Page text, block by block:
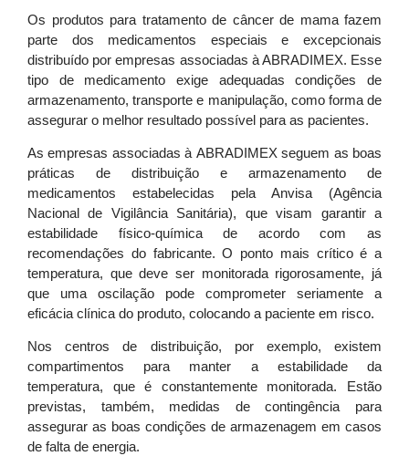
Os produtos para tratamento de câncer de mama fazem
parte dos medicamentos especiais e excepcionais
distribuído por empresas associadas àABRADIMEX. Esse
tipo de medicamento exige adequadas condições de
armazenamento, transporte e manipulação, como forma de
assegurar o melhor resultado possível para as pacientes.
As empresas associadas à ABRADIMEXseguem as boas
práticas de distribuição e armazenamento de
medicamentos estabelecidas pela Anvisa (Agência
Nacional de Vigilância Sanitária), que visam garantir a
estabilidade físico-química de acordo com as
recomendações do fabricante.O ponto mais crítico é a
temperatura, que deve ser monitorada rigorosamente, já
que uma oscilação pode comprometer seriamente a
eficácia clínica do produto, colocando a paciente em risco.
Nos centros de distribuição, por exemplo, existem
compartimentos para manter a estabilidade da
temperatura, que é constantemente monitorada. Estão
previstas, também, medidas de contingência para
assegurar as boas condições de armazenagem em casos
de falta de energia.